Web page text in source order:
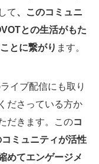
て、このコミュニ
との生活がもた
とに繋がり ます。
イブ配信にも取り
ださっている方か
だきます。このコ
ミュニティが活性
めてエンゲージメ